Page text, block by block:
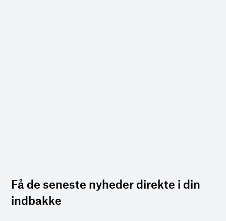
Få de seneste nyheder direkte i din
indbakke